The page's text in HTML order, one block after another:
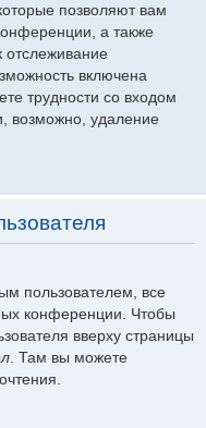
позволяют вам
а также
отслеживание
включена
трудности со входом
возможно, удаление
пользователем, все
конференции. Чтобы
вверху страницы
. Там вы можете